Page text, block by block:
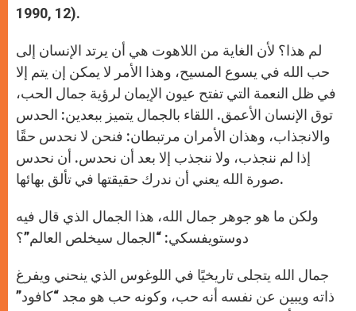
1990, 12).
لم هذا؟ لأن الغاية من اللاهوت هي أن يرتد الإنسان إلى
حب الله في يسوع المسيح، وهذا الأمر لا يمكن إن يتم إلا
في ظل النعمة التي تفتح عيون الإيمان لرؤية جمال الحب،
توق الإنسان الأعمق. اللقاء بالجمال يتميز ببعدين: الحدس
والانجذاب، وهذان الأمران مرتبطان: فنحن لا نحدس حقًا
إذا لم ننجذب، ولا ننجذب إلا بعد أن نحدس. أن نحدس
صورة الله يعني أن ندرك حقيقتها في تألق بهائها.
ولكن ما هو جوهر جمال الله، هذا الجمال الذي قال فيه
دوستويفسكي: “الجمال سيخلص العالم”؟
جمال الله يتجلى تاريخيًا في اللوغوس الذي ينحني ويفرغ
ذاته ويبين عن نفسه أنه حب، وكونه حب هو مجد “كافود”